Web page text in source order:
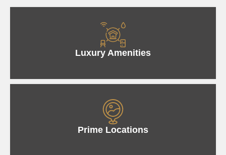
Luxury Amenities
Prime Locations